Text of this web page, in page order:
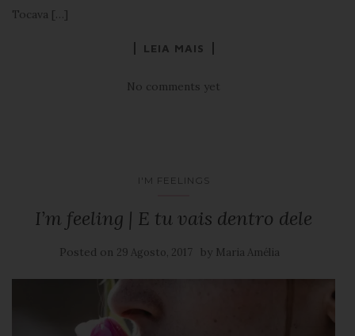
Tocava […]
LEIA MAIS
No comments yet
I'M FEELINGS
I’m feeling | E tu vais dentro dele
Posted on 29 Agosto, 2017 by Maria Amélia